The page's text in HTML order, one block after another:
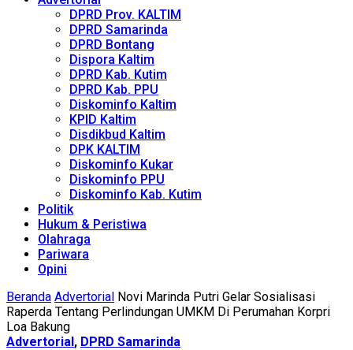
DPRD Prov. KALTIM
DPRD Samarinda
DPRD Bontang
Dispora Kaltim
DPRD Kab. Kutim
DPRD Kab. PPU
Diskominfo Kaltim
KPID Kaltim
Disdikbud Kaltim
DPK KALTIM
Diskominfo Kukar
Diskominfo PPU
Diskominfo Kab. Kutim
Politik
Hukum & Peristiwa
Olahraga
Pariwara
Opini
Beranda Advertorial Novi Marinda Putri Gelar Sosialisasi
Raperda Tentang Perlindungan UMKM Di Perumahan Korpri
Loa Bakung
Advertorial, DPRD Samarinda